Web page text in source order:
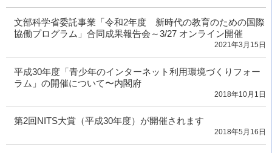
文部科学省委託事業「令和2年度 新時代の教育のための国際
協働プログラム」合同成果報告会～3/27 オンライン開催
2021年3月15日
平成30年度「青少年のインターネット利用環境づくりフォー
ラム」の開催について〜内閣府
2018年10月1日
第2回NITS大賞（平成30年度）が開催されます
2018年5月16日